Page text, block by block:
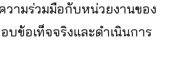
วามร่วมมือกับหน่วยงานของ
บข้อเท็จจริงและดำเนินการ